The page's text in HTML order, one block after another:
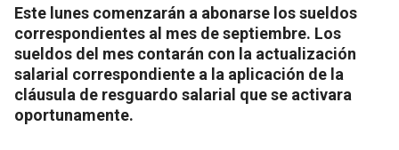
Este lunes comenzarán a abonarse los sueldos
correspondientes al mes de septiembre. Los
sueldos del mes contarán con la actualización
salarial correspondiente a la aplicación de la
cláusula de resguardo salarial que se activara
oportunamente.